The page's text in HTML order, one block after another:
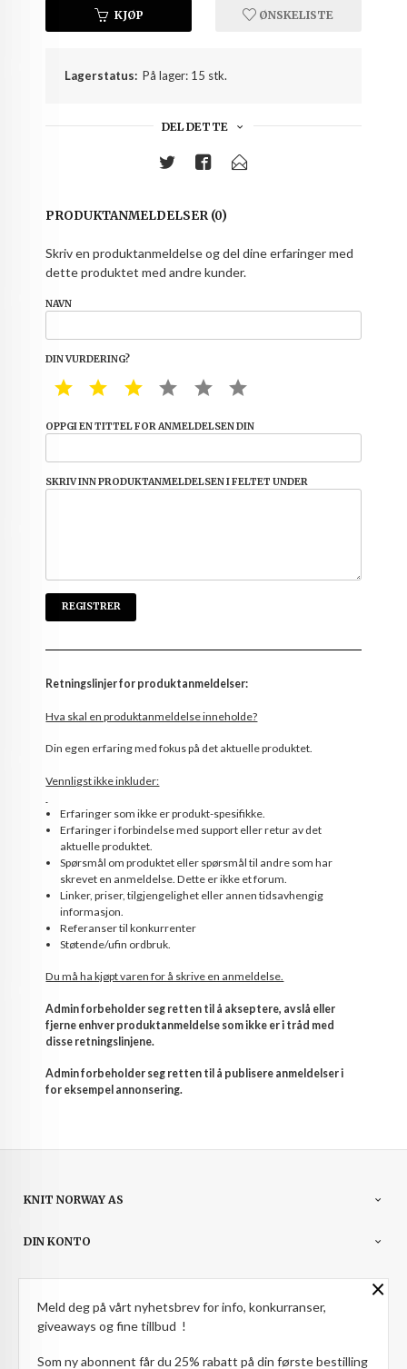
KJØP ØNSKELISTE
Lagerstatus: På lager: 15 stk.
DEL DETTE
PRODUKTANMELDELSER (0)
Skriv en produktanmeldelse og del dine erfaringer med
dette produktet med andre kunder.
NAVN
DIN VURDERING?
1 STAR2 STAR3 STAR4 STAR5 STAR
OPPGI EN TITTEL FOR ANMELDELSEN DIN
SKRIV INN PRODUKTANMELDELSEN I FELTET UNDER
Retningslinjer for produktanmeldelser:
Hva skal en produktanmeldelse inneholde?
Din egen erfaring med fokus på det aktuelle produktet.
Vennligst ikke inkluder:
Erfaringer som ikke er produkt-spesifikke.
Erfaringer i forbindelse med support eller retur av det
aktuelle produktet.
Spørsmål om produktet eller spørsmål til andre som har
skrevet en anmeldelse. Dette er ikke et forum.
Linker, priser, tilgjengelighet eller annen tidsavhengig
informasjon.
Referanser til konkurrenter
Støtende/ufin ordbruk.
Du må ha kjøpt varen for å skrive en anmeldelse.
Admin forbeholder seg retten til å akseptere, avslå eller
fjerne enhver produktanmeldelse som ikke er i tråd med
disse retningslinjene.
Admin forbeholder seg retten til å publisere anmeldelser i
for eksempel annonsering.
KNIT NORWAY AS
DIN KONTO
NYHETSBREV
PARTNERE
×
Meld deg på vårt nyhetsbrev for info, konkurranser,
giveaways og fine tillbud !
Som ny abonnent får du 25% rabatt på din første bestilling